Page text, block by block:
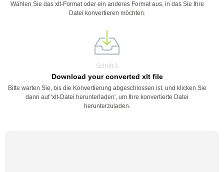
Wählen Sie das xlt-Format oder ein anderes Format aus, in das Sie Ihre
Datei konvertieren möchten.
Schritt 3
Download your converted xlt file
Bitte warten Sie, bis die Konvertierung abgeschlossen ist, und klicken Sie
dann auf 'xlt-Datei herunterladen', um Ihre konvertierte Datei
herunterzuladen.